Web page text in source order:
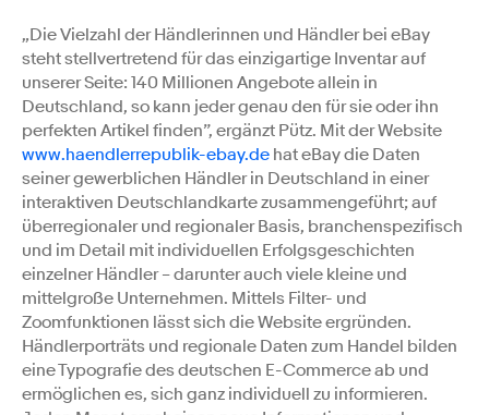
„Die Vielzahl der Händlerinnen und Händler bei eBay
steht stellvertretend für das einzigartige Inventar auf
unserer Seite: 140 Millionen Angebote allein in
Deutschland, so kann jeder genau den für sie oder ihn
perfekten Artikel finden”, ergänzt Pütz. Mit der Website
www.haendlerrepublik-ebay.de hat eBay die Daten
seiner gewerblichen Händler in Deutschland in einer
interaktiven Deutschlandkarte zusammengeführt; auf
überregionaler und regionaler Basis, branchenspezifisch
und im Detail mit individuellen Erfolgsgeschichten
einzelner Händler – darunter auch viele kleine und
mittelgroße Unternehmen. Mittels Filter- und
Zoomfunktionen lässt sich die Website ergründen.
Händlerporträts und regionale Daten zum Handel bilden
eine Typografie des deutschen E-Commerce ab und
ermöglichen es, sich ganz individuell zu informieren.